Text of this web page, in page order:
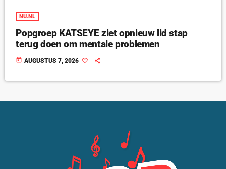
NU.NL
Popgroep KATSEYE ziet opnieuw lid stap
terug doen om mentale problemen
today AUGUSTUS 7, 2026